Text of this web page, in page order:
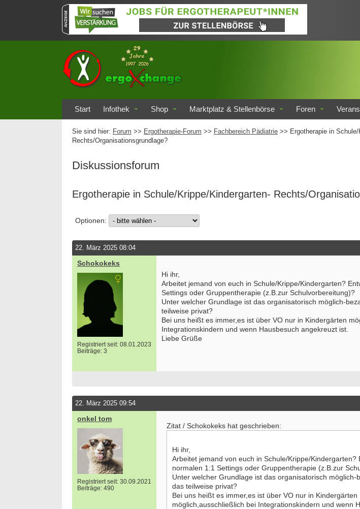
Start Infothek Shop Marktplatz & Stellenbörse Foren
Sie sind hier: Forum >> Ergotherapie-Forum >> Fachbereich Pädiatrie >> Ergotherapie in
Rechts/Organisationsgrundlage?
Diskussionsforum
Ergotherapie in Schule/Krippe/Kindergarten- Rechts/
Optionen:
22. März 2025 08:04
Schokokeks
Registriert seit: 08.01.2023
Beiträge: 3
Hi ihr,
Arbeitet jemand von euch in Schule/Krippe/Kindergarten?
Settings oder Gruppentherapie (z.B.zur Schulvorbereitung)?
Unter welcher Grundlage ist das organisatorisch möglich-
teilweise privat?
Bei uns heißt es immer,es ist über VO nur in Kindergärten
Integrationskindern und wenn Hausbesuch angekreuzt ist.
Liebe Grüße
22. März 2025 09:54
onkel tom
Registriert seit: 30.09.2021
Beiträge: 490
Zitat / Schokokeks hat geschrieben:
Hi ihr,
Arbeitet jemand von euch in Schule/Krippe/Kindergarten?
normalen 1:1 Settings oder Gruppentherapie (z.B.zur
Unter welcher Grundlage ist das organisatorisch möglich-
das teilweise privat?
Bei uns heißt es immer,es ist über VO nur in Kindergärten
möglich,ausschließlich bei Integrationskindern und wenn